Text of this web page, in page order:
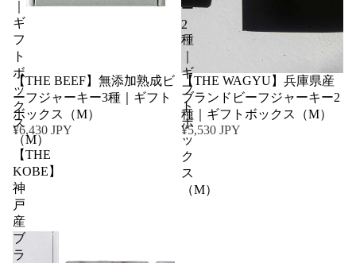
ギ
フ
ト
ボ
ッ
ク
ス
（M）
【THE BEEF】無添加熟成ビ
ーフジャーキー3種｜ギフト
ボックス（M）
¥6,430 JPY
ー
2
種
ギ
フ
ト
ボ
ッ
ク
ス
（M）
【THE WAGYU】兵庫県産
ブランドビーフジャーキー2
種｜ギフトボックス（M）
¥5,530 JPY
【THE
KOBE】
神
戸
産
ブ
ラ